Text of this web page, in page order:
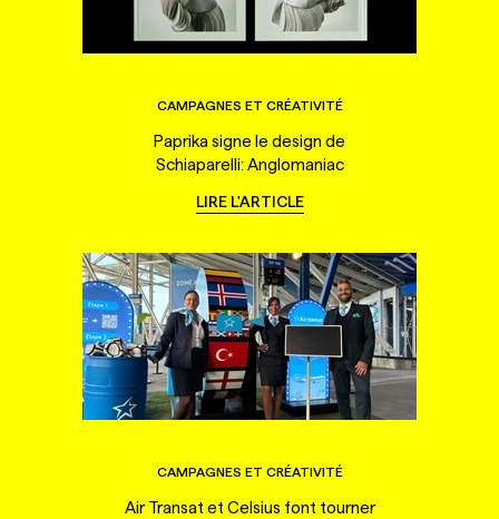
CAMPAGNES ET CRÉATIVITÉ
Paprika signe le design de
Schiaparelli: Anglomaniac
LIRE L'ARTICLE
CAMPAGNES ET CRÉATIVITÉ
Air Transat et Celsius font tourner